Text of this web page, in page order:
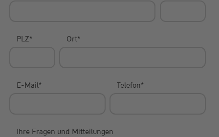
PLZ* Ort*
E-Mail* Telefon*
Ihre Fragen und Mitteilungen